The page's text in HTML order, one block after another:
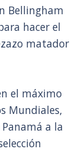
Bellingham
hacer el
matador
el máximo
Mundiales,
a la